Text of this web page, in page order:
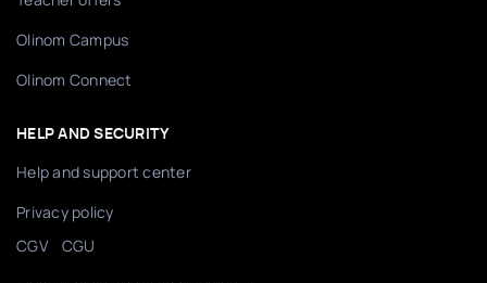
Olinom Campus
Olinom Connect
HELP AND SECURITY
Help and support center
Privacy policy
CGV/ CGU